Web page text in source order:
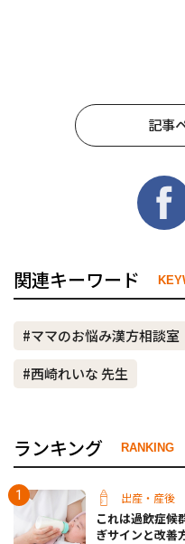
記事
関連キーワード
#ママのお悩み漢方相談室
#西崎れいな 先生
ランキング RANKING
出産・産後
これは過飲症候
ぎサインと改善